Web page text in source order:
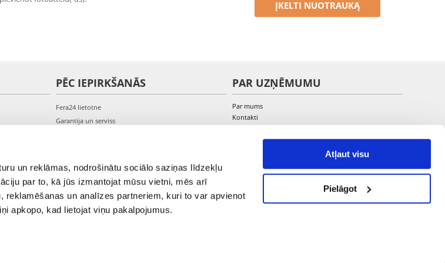
un reklāmas, nodrošinātu sociālo saziņas līdzekļu
par to, kā jūs izmantojat mūsu vietni, mēs arī
un analīzes partneriem, kuri to var apvienot
apkopo, kad lietojat viņu pakalpojumus.
Atļaut visu
Pielāgot
ĮKELTI NUOTRAUKĄ
PĒC IEPIRKŠANĀS
Fera24 lietotne
Garantija un serviss
PAR UZŅĒMUMU
Par mums
Kontakti